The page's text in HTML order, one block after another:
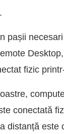
pașii
fizic
conectată
distanță este